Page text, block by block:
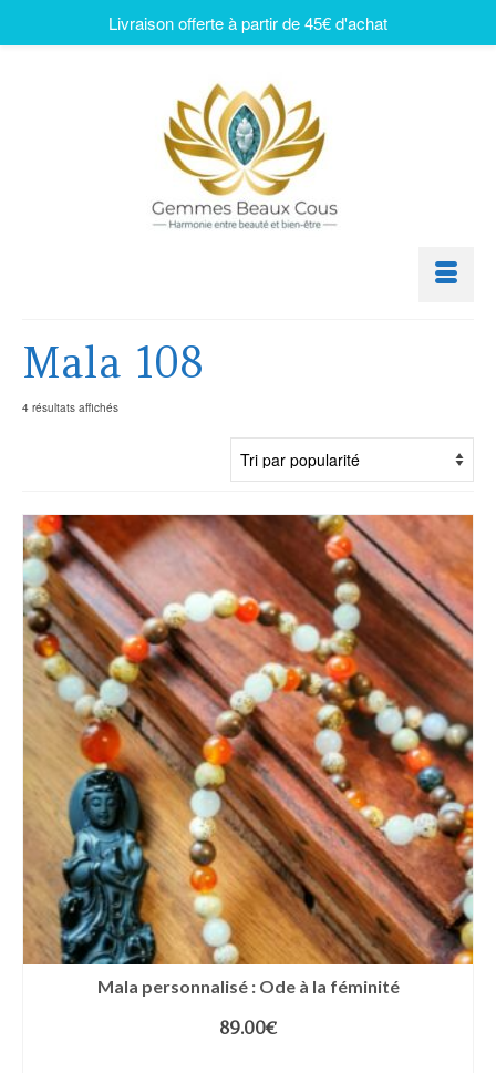
Mala 108
4 résultats affichés
Mala personnalisé : Ode à la féminité
89.00€
Livraison offerte à partir de 45€ d'achat